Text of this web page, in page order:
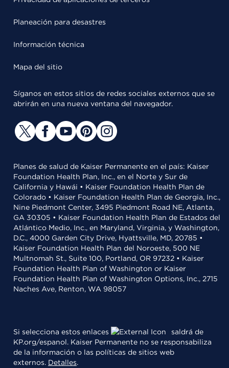
Planeación para desastres
Información técnica
Mapa del sitio
Síganos en estos sitios de redes sociales externos que se
abrirán en una nueva ventana del navegador.
Planes de salud de Kaiser Permanente en el país: Kaiser
Foundation Health Plan, Inc., en el Norte y Sur de
California y Hawái • Kaiser Foundation Health Plan de
Colorado • Kaiser Foundation Health Plan de Georgia, Inc.,
Nine Piedmont Center, 3495 Piedmont Road NE, Atlanta,
GA 30305 • Kaiser Foundation Health Plan de Estados del
Atlántico Medio, Inc., en Maryland, Virginia, y Washington,
D.C., 4000 Garden City Drive, Hyattsville, MD, 20785 •
Kaiser Foundation Health Plan del Noroeste, 500 NE
Multnomah St., Suite 100, Portland, OR 97232 • Kaiser
Foundation Health Plan of Washington or Kaiser
Foundation Health Plan of Washington Options, Inc., 2715
Naches Ave, Renton, WA 98057
Si selecciona estos enlaces
saldrá de
KP.org/espanol. Kaiser Permanente no se responsabiliza
de la información o las políticas de sitios web
externos. Detalles.